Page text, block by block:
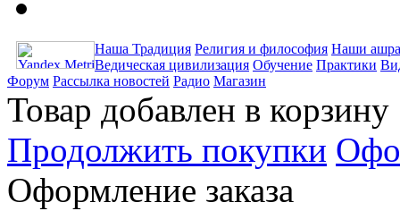
Наша Традиция Религия и философия Наши
Ведическая цивилизация Обучение Практики
Форум Рассылка новостей Радио Магазин
Товар добавлен в корзину
Продолжить покупки
Оформление заказа